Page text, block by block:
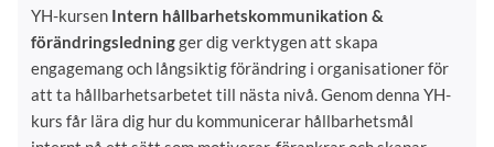
YH-kursen Intern hållbarhetskommunikation &
förändringsledningger dig verktygen att skapa
engagemang och långsiktig förändring i organisationer för
att ta hållbarhetsarbetet till nästa nivå. Genom denna YH-
kurs får lära dig hur du kommunicerar hållbarhetsmål